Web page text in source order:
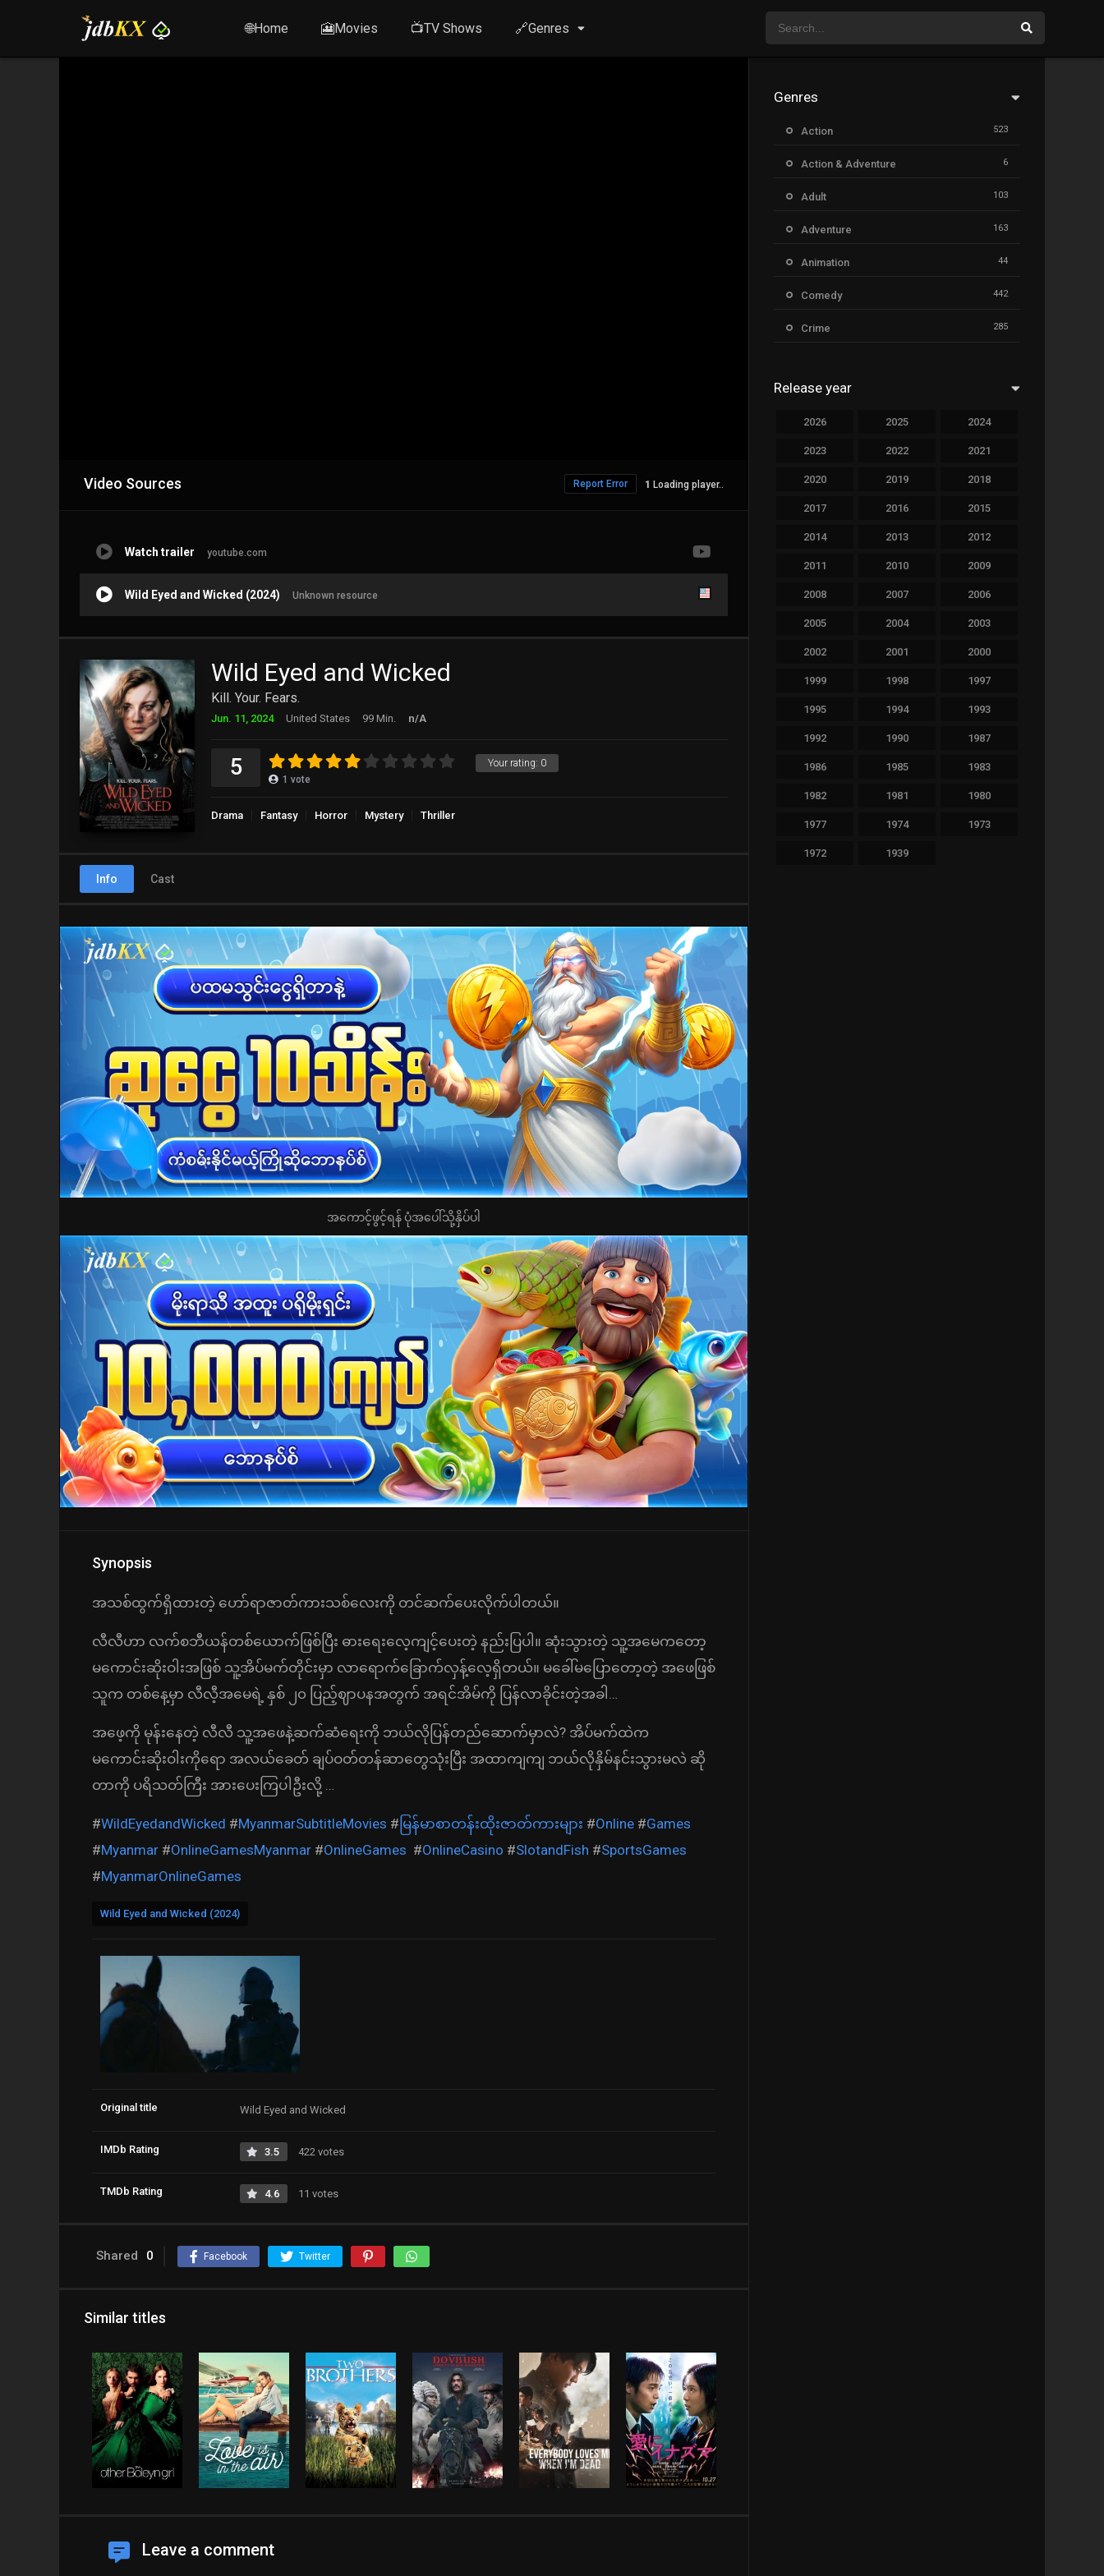
🌐Home 🎦Movies 📺TV Shows 🔗Genres
Video Sources Loading player..
Report Error
Watch trailer youtube.com
Wild Eyed and Wicked (2024) Unknown resource
Wild Eyed and Wicked
Kill. Your. Fears.
Jun. 11, 2024 United States 99 Min. n/A
Your rating: 0
5 1 vote
Drama Fantasy Horror Mystery Thriller
Info Cast
အကောင့်ဖွင့်ရန် ပုံအပေါ်သို့နှိပ်ပါ
Synopsis
အသစ်ထွက်ရှိထားတဲ့ ဟော်ရာဇာတ်ကားသစ်လေးကို တင်ဆက်ပေးလိုက်ပါတယ်။
လီလီဟာ လက်စဘီယန်တစ်ယောက်ဖြစ်ပြီး ဓားရေးလေ့ကျင့်ပေးတဲ့ နည်းပြပါ။ ဆုံးသွားတဲ့ သူ့အမေကတော့
မကောင်းဆိုးဝါးအဖြစ် သူ့အိပ်မက်တိုင်းမှာ လာရောက်ခြောက်လှန့်လေ့ရှိတယ်။ မခေါ်မပြောတော့တဲ့ အဖေဖြစ်
သူက တစ်နေ့မှာ လီလီ့အမေရဲ့ နှစ် ၂၀ ပြည့်ဈာပနအတွက် အရင်အိမ်ကို ပြန်လာခိုင်းတဲ့အခါ…
အဖေ့ကို မုန်းနေတဲ့ လီလီ သူ့အဖေနဲ့ဆက်ဆံရေးကို ဘယ်လိုပြန်တည်ဆောက်မှာလဲ? အိပ်မက်ထဲက
မကောင်းဆိုးဝါးကိုရော အလယ်ခေတ် ချပ်ဝတ်တန်ဆာတွေသုံးပြီး အထာကျကျ ဘယ်လိုနှိမ်နင်းသွားမလဲ ဆို
တာကို ပရိသတ်ကြီး အားပေးကြပါဦးလို့ …
#WildEyedandWicked #MyanmarSubtitleMovies # မြန်မာစာတန်းထိုးဇာတ်ကားများ #Online #Games
#Myanmar #OnlineGamesMyanmar #OnlineGames #OnlineCasino #SlotandFish #SportsGames
#MyanmarOnlineGames
Wild Eyed and Wicked (2024)
Original title Wild Eyed and Wicked
IMDb Rating 3.5 422 votes
TMDb Rating 4.6 11 votes
Shared 0 Facebook Twitter
Similar titles
Leave a comment
Genres
Action 523
Action & Adventure 6
Adult 103
Adventure 163
Animation 44
Comedy 442
Crime 285
Drama
Family
Mystery
Romance
Sci-Fi & Fantasy
War
Western
Release year
2026 2025 2024
2023 2022 2021
2020 2019 2018
2017 2016 2015
2014 2013 2012
2011 2010 2009
2008 2007 2006
2005 2004 2003
2002 2001 2000
1999 1998 1997
1995 1994 1993
1992 1990 1987
1986 1985 1983
1982 1981 1980
1977 1974 1973
1972 1939